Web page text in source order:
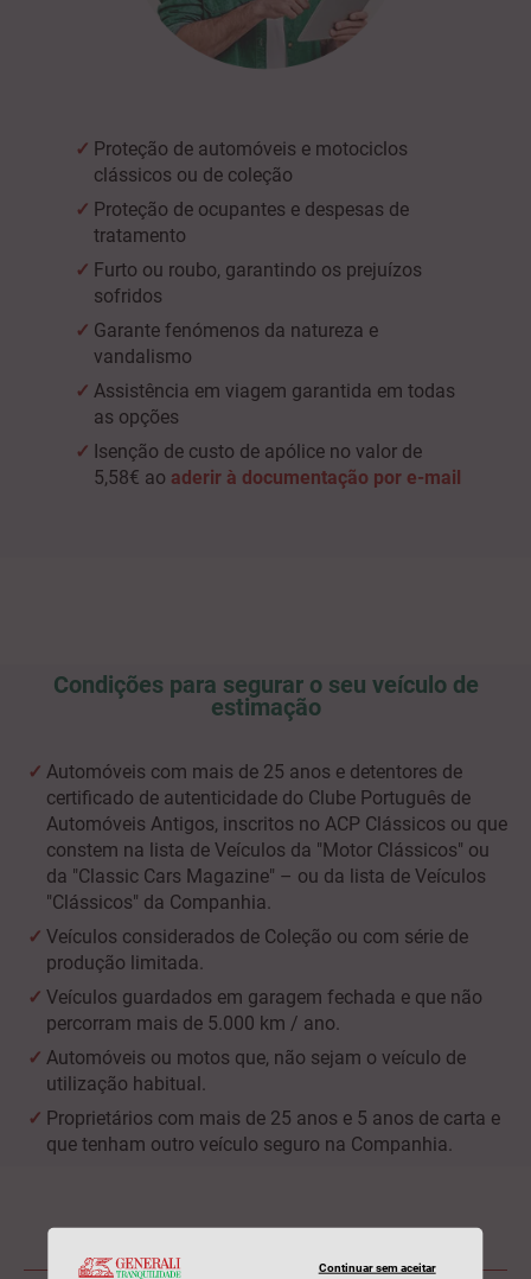
Proteção de automóveis e motociclos
clássicos ou de coleção
Proteção de ocupantes e despesas de
tratamento
Furto ou roubo, garantindo os prejuízos
sofridos
Garante fenómenos da natureza e
vandalismo
Assistência em viagem garantida em todas
as opções
Isenção de custo de apólice no valor de
5,58€ ao aderir à documentação por e-mail
Condições para segurar o seu veículo de
estimação
Automóveis com mais de 25 anos e detentores de
certificado de autenticidade do Clube Português de
Automóveis Antigos, inscritos no ACP Clássicos ou que
constem na lista de Veículos da "Motor Clássicos" ou
da "Classic Cars Magazine" – ou da lista de Veículos
"Clássicos" da Companhia.
Veículos considerados de Coleção ou com série de
produção limitada.
Veículos guardados em garagem fechada e que não
percorram mais de 5.000 km / ano.
Automóveis ou motos que, não sejam o veículo de
utilização habitual.
Proprietários com mais de 25 anos e 5 anos de carta e
que tenham outro veículo seguro na Companhia.
Continuar sem aceitar